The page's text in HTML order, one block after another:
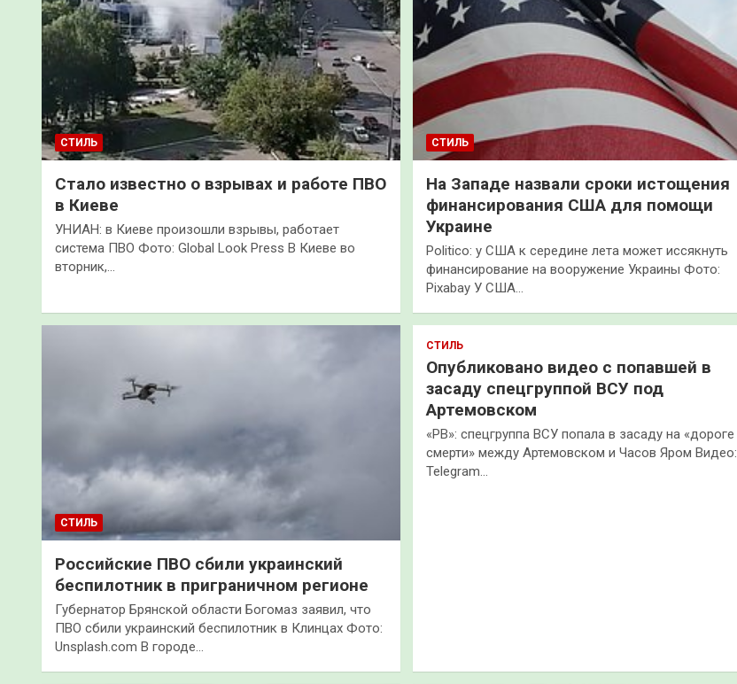
СТИЛЬ
Стало известно о взрывах и работе ПВО
в Киеве
УНИАН: в Киеве произошли взрывы, работает
система ПВО Фото: Global Look Press В Киеве во
вторник,…
СТИЛЬ
На Западе назвали сроки истощения
финансирования США для помощи
Украине
Politico: у США к середине лета может иссякнуть
финансирование на вооружение Украины Фото:
Pixabay У США…
СТИЛЬ
Российские ПВО сбили украинский
беспилотник в приграничном регионе
Губернатор Брянской области Богомаз заявил, что
ПВО сбили украинский беспилотник в Клинцах Фото:
Unsplash.com В городе…
СТИЛЬ
Опубликовано видео с попавшей в
засаду спецгруппой ВСУ под
Артемовском
«РВ»: спецгруппа ВСУ попала в засаду на «дороге
смерти» между Артемовском и Часов Яром Видео:
Telegram…